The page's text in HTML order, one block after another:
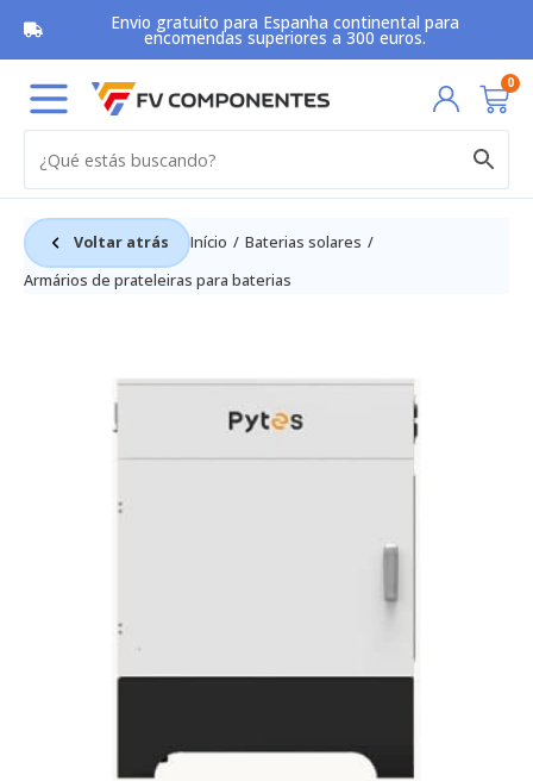
content
Envio gratuito para Espanha continental para
encomendas superiores a 300 euros.
0
Voltar atrás Início
Baterias solares
Armários de prateleiras para baterias